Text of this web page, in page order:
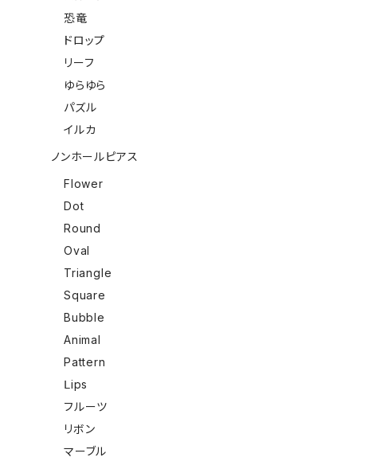
恐竜
ドロップ
リーフ
ゆらゆら
パズル
イルカ
ノンホールピアス
Flower
Dot
Round
Oval
Triangle
Square
Bubble
Animal
Pattern
Ⅼips
フルーツ
リボン
マーブル